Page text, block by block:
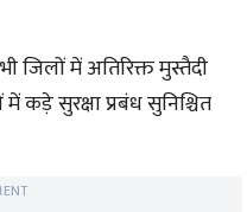
जिलों में अतिरिक्त मुस्तैदी
कड़े सुरक्षा प्रबंध सुनिश्चित